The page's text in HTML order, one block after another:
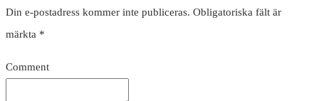
Din e-postadress kommer inte publiceras. Obligatoriska fält är
märkta *
Comment